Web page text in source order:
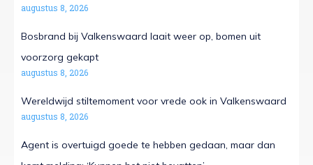
augustus 8, 2026
Bosbrand bij Valkenswaard laait weer op, bomen uit
voorzorg gekapt
augustus 8, 2026
Wereldwijd stiltemoment voor vrede ook in Valkenswaard
augustus 8, 2026
Agent is overtuigd goede te hebben gedaan, maar dan